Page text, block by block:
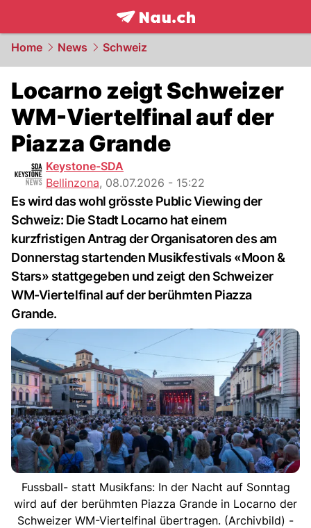
frontpage.NAU.ch
Home News Schweiz
Locarno zeigt Schweizer
WM-Viertelfinal auf der
Piazza Grande
Keystone-SDA
Bellinzona, 08.07.2026 - 15:22
Es wird das wohl grösste Public Viewing der
Schweiz: Die Stadt Locarno hat einem
kurzfristigen Antrag der Organisatoren des am
Donnerstag startenden Musikfestivals «Moon &
Stars» stattgegeben und zeigt den Schweizer
WM-Viertelfinal auf der berühmten Piazza
Grande.
Fussball- statt Musikfans: In der Nacht auf Sonntag
wird auf der berühmten Piazza Grande in Locarno der
Schweizer WM-Viertelfinal übertragen. (Archivbild) -